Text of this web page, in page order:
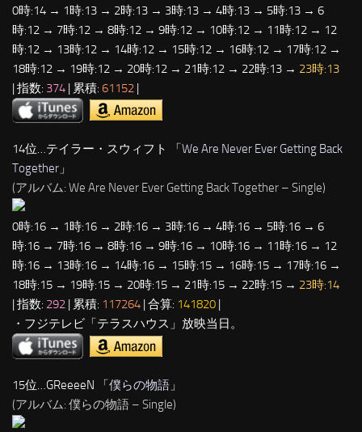
0時:14 → 1時:13 → 2時:13 → 3時:13 → 4時:13 → 5時:13 → 6
時:12 → 7時:12 → 8時:12 → 9時:12 → 10時:12 → 11時:12 → 12
時:12 → 13時:12 → 14時:12 → 15時:12 → 16時:12 → 17時:12 →
18時:12 → 19時:12 → 20時:12 → 21時:12 → 22時:13 → 23時:13
| 指数: 374 | 累積: 61152 |
14位…テイラー・スウィフト 「 We Are Never Ever Getting Back
Together 」
(アルバム: We Are Never Ever Getting Back Together – Single)
0時:16 → 1時:16 → 2時:16 → 3時:16 → 4時:16 → 5時:16 → 6
時:16 → 7時:16 → 8時:16 → 9時:16 → 10時:16 → 11時:16 → 12
時:16 → 13時:16 → 14時:16 → 15時:15 → 16時:15 → 17時:16 →
18時:15 → 19時:15 → 20時:15 → 21時:15 → 22時:15 → 23時:14
| 指数: 292 | 累積: 117264 | 合算: 141820
・フジテレビ「テラスハウス」放映当日。
15位…GReeeeN 「僕らの物語 」
(アルバム: 僕らの物語 – Single)